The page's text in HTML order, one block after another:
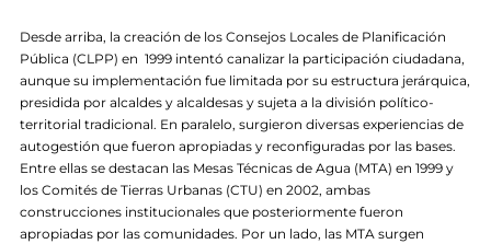
Desde arriba, la creación de los Consejos Locales de Planificación
Pública (CLPP) en 1999 intentó canalizar la participación ciudadana,
aunque su implementación fue limitada por su estructura jerárquica,
presidida por alcaldes y alcaldesas y sujeta a la división político-
territorial tradicional. En paralelo, surgieron diversas experiencias de
autogestión que fueron apropiadas y reconfiguradas por las bases.
Entre ellas se destacan las Mesas Técnicas de Agua (MTA) en 1999 y
los Comités de Tierras Urbanas (CTU) en 2002, ambas
construcciones institucionales que posteriormente fueron
apropiadas por las comunidades. Por un lado, las MTA surgen